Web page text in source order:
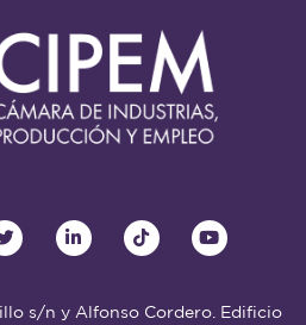
s/n y Alfonso Cordero. Edificio